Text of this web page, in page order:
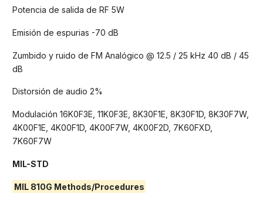
Potencia de salida de RF 5W
Emisión de espurias -70 dB
Zumbido y ruido de FM Analógico @ 12.5 / 25 kHz 40 dB / 45
dB
Distorsión de audio 2%
Modulación 16K0F3E, 11K0F3E, 8K30F1E, 8K30F1D, 8K30F7W,
4K00F1E, 4K00F1D, 4K00F7W, 4K00F2D, 7K60FXD,
7K60F7W
MIL-STD
MIL 810G Methods/Procedures